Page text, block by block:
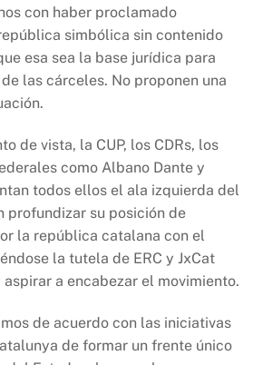
con haber proclamado
simbólica sin contenido
esa sea la base jurídica para
las cárceles. No proponen una
de vista, la CUP, los CDRs, los
como Albano Dante y
todos ellos el ala izquierda del
profundizar su posición de
la república catalana con el
la tutela de ERC y JxCat
a encabezar el movimiento.
de acuerdo con las iniciativas
de formar un frente único